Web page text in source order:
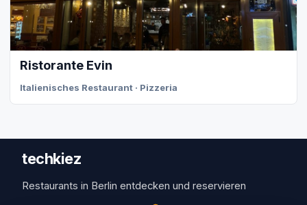
Ristorante Evin
Italienisches Restaurant · Pizzeria
techkiez
Restaurants in Berlin entdecken und reservieren